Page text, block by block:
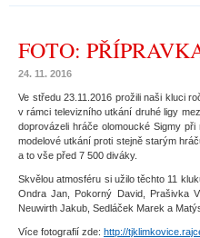
FOTO:
24. 11. 2016
Ve středu 23.11.2016 prožili naši kluci
v rámci televizního utkání druhé ligy
doprovázeli hráče olomoucké Sigmy
modelové utkání proti stejně starým
a to vše před 7 500 diváky.
Skvělou atmosféru si užilo těchto 11
Ondra Jan, Pokorný David, Prašivka
Neuwirth Jakub, Sedláček Marek a
Více fotografií zde: http://